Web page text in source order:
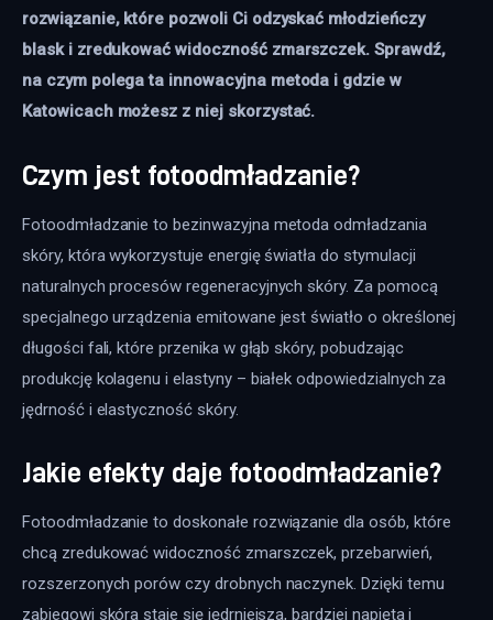
rozwiązanie, które pozwoli Ci odzyskać młodzieńczy
blask i zredukować widoczność zmarszczek. Sprawdź,
na czym polega ta innowacyjna metoda i gdzie w
Katowicach możesz z niej skorzystać.
Czym jest fotoodmładzanie?
Fotoodmładzanie to bezinwazyjna metoda odmładzania
skóry, która wykorzystuje energię światła do stymulacji
naturalnych procesów regeneracyjnych skóry. Za pomocą
specjalnego urządzenia emitowane jest światło o określonej
długości fali, które przenika w głąb skóry, pobudzając
produkcję kolagenu i elastyny – białek odpowiedzialnych za
jędrność i elastyczność skóry.
Jakie efekty daje fotoodmładzanie?
Fotoodmładzanie to doskonałe rozwiązanie dla osób, które
chcą zredukować widoczność zmarszczek, przebarwień,
rozszerzonych porów czy drobnych naczynek. Dzięki temu
zabiegowi skóra staje się jędrniejsza, bardziej napięta i